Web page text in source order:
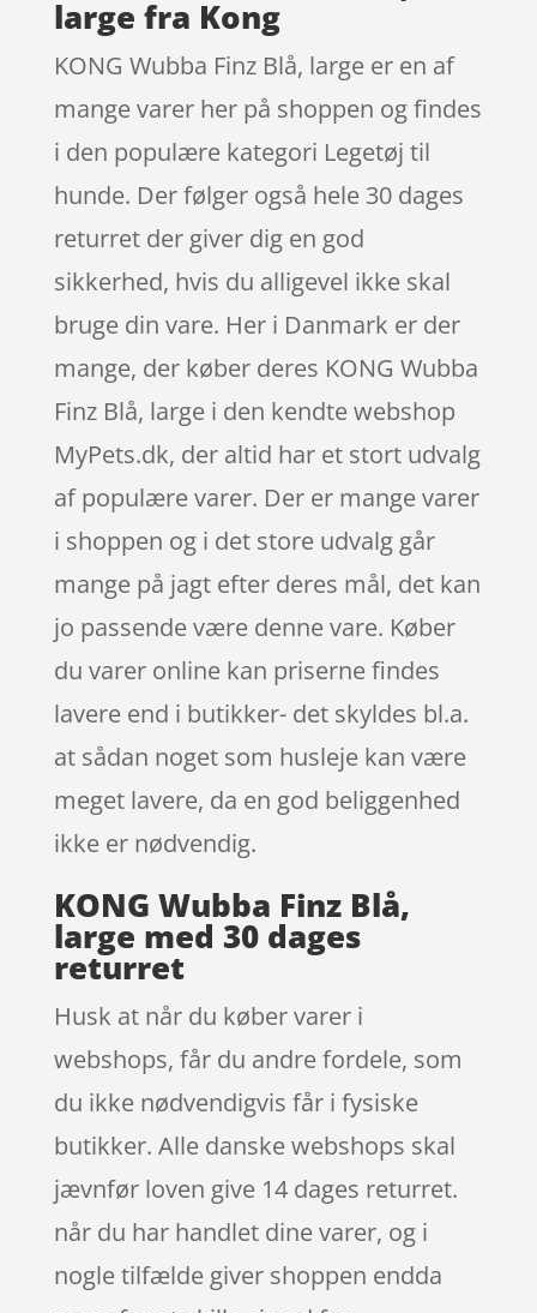
large fra Kong
KONG Wubba Finz Blå, large er en af
mange varer her på shoppen og findes
i den populære kategori Legetøj til
hunde. Der følger også hele 30 dages
returret der giver dig en god
sikkerhed, hvis du alligevel ikke skal
bruge din vare. Her i Danmark er der
mange, der køber deres KONG Wubba
Finz Blå, large i den kendte webshop
MyPets.dk, der altid har et stort udvalg
af populære varer. Der er mange varer
i shoppen og i det store udvalg går
mange på jagt efter deres mål, det kan
jo passende være denne vare. Køber
du varer online kan priserne findes
lavere end i butikker- det skyldes bl.a.
at sådan noget som husleje kan være
meget lavere, da en god beliggenhed
ikke er nødvendig.
KONG Wubba Finz Blå,
large med 30 dages
returret
Husk at når du køber varer i
webshops, får du andre fordele, som
du ikke nødvendigvis får i fysiske
butikker. Alle danske webshops skal
jævnfør loven give 14 dages returret.
når du har handlet dine varer, og i
nogle tilfælde giver shoppen endda